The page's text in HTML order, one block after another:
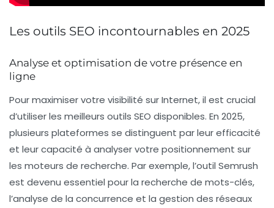
Les outils SEO incontournables en 2025
Analyse et optimisation de votre présence en
ligne
Pour maximiser votre visibilité sur Internet, il est crucial
d’utiliser les meilleurs outils SEO disponibles. En 2025,
plusieurs plateformes se distinguent par leur efficacité
et leur capacité à analyser votre positionnement sur
les moteurs de recherche. Par exemple, l’outil Semrush
est devenu essentiel pour la recherche de mots-clés,
l’analyse de la concurrence et la gestion des réseaux